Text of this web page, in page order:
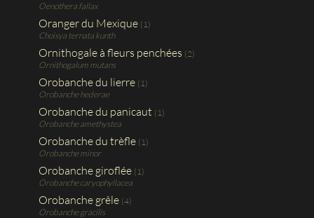
Oenothera fallax
Oranger du Mexique (1)
Choisya ternata kunth
Ornithogale à fleurs penchées (2)
Ornithogalum mutans
Orobanche du lierre (1)
Orobanche hederae
Orobanche du panicaut (1)
Orobanche amethystea
Orobanche du trèfle (1)
Orobanche minor
Orobanche giroflée (1)
Orobanche caryophyllacea
Orobanche grêle (4)
Orobanche gracilis